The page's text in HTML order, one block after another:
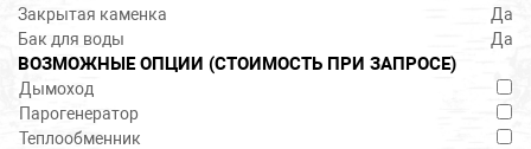
Закрытая каменка
Да
Бак для воды
Да
ВОЗМОЖНЫЕ ОПЦИИ (СТОИМОСТЬ ПРИ ЗАПРОСЕ)
Дымоход
Парогенератор
Теплообменник